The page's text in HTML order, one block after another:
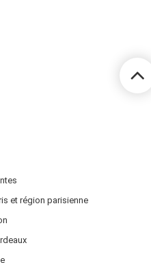
et région parisienne